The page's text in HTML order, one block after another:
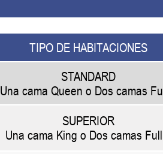
TIPO DE HABITACIONES
STANDARD
Una cama Queen o Dos camas
SUPERIOR
Una cama King o Dos camas Full